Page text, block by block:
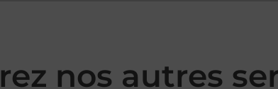
nos autres